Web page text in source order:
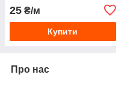
25 ₴/м
Купити
Про нас